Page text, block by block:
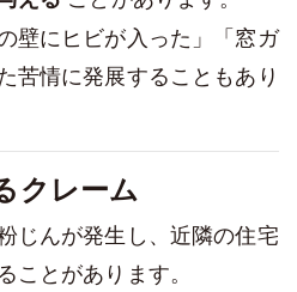
壁にヒビが入った」「窓ガ
苦情に発展することもあり
クレーム
じんが発生し、近隣の住宅
ことがあります。